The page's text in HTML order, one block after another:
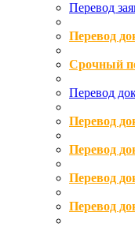
Перевод
Перевод
Срочный
Перевод
Перевод
Перевод
Перевод
Перевод